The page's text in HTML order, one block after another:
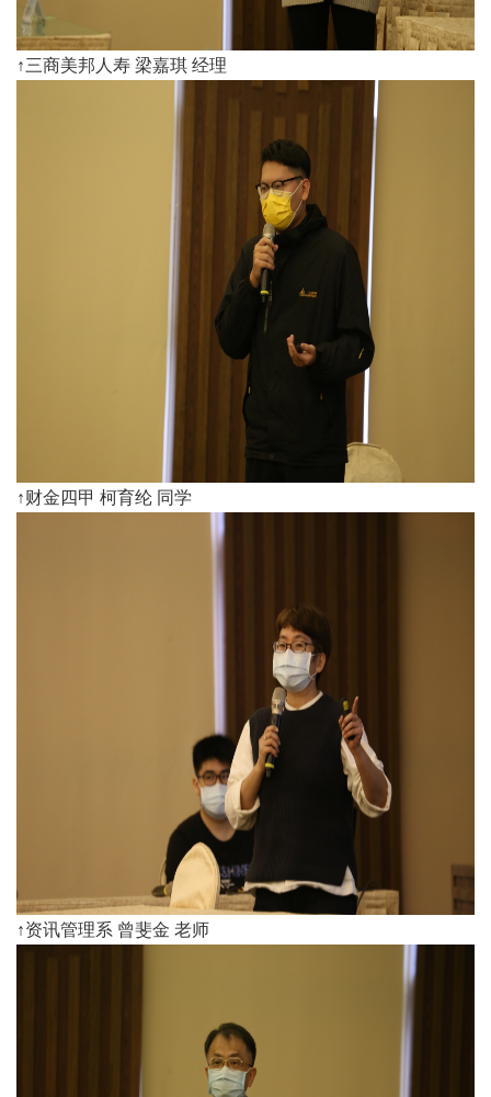
↑三商美邦人寿 梁嘉琪 经理
↑财金四甲 柯育纶 同学
↑资讯管理系 曾斐金 老师